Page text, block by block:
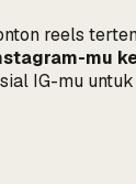
reels
mu
IG-mu